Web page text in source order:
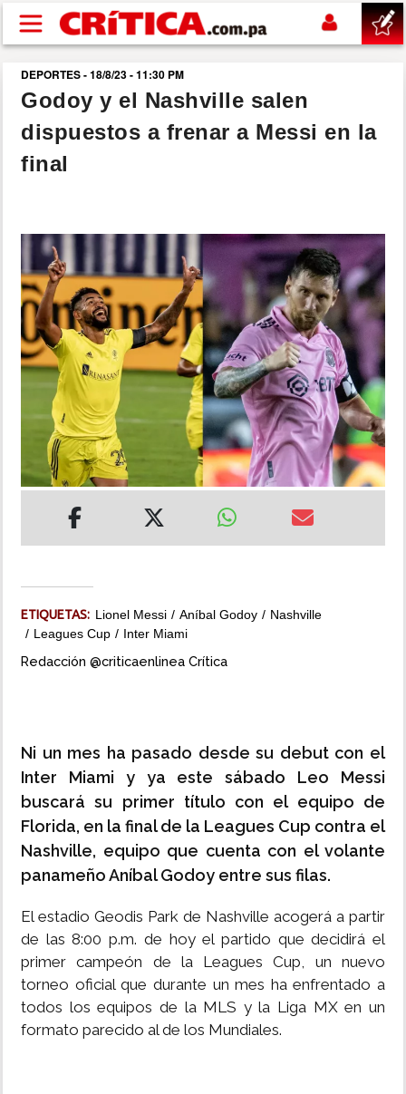
Pasar al contenido principal
buscar
SUCESOS
POLÍTICA
SHOW
DEPORTES
MUNDO
INSÓLITAS
MULTIMEDIA
IMPRESO
DEPORTES - 18/8/23 - 11:30 PM
Godoy y el Nashville salen
dispuestos a frenar a Messi en la
final
ETIQUETAS: Lionel Messi Aníbal Godoy
Nashville
Leagues Cup
Inter Miami
Redacción @criticaenlinea Crítica
Ni un mes ha pasado desde su debut con el
Inter Miami y ya este sábado Leo Messi
buscará su primer título con el equipo de
Florida, en la final de la Leagues Cup contra el
Nashville, equipo que cuenta con el volante
panameño Aníbal Godoy entre sus filas.
El estadio Geodis Park de Nashville acogerá a partir
de las 8:00 p.m. de hoy el partido que decidirá el
primer campeón de la Leagues Cup, un nuevo
torneo oficial que durante un mes ha enfrentado a
todos los equipos de la MLS y la Liga MX en un
formato parecido al de los Mundiales.